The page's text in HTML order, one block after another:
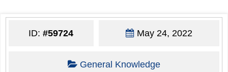
ID:#59724 May 24, 2022
General Knowledge